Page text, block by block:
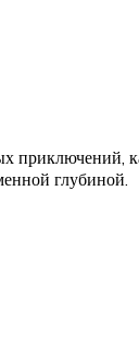
приключений,
глубиной.